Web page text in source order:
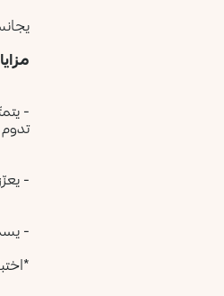
تدوم
-
-
*اختبار